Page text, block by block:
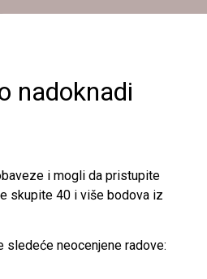
nadoknadi
i mogli da pristupite
skupite 40 i više bodova iz
sledeće neocenjene radove: